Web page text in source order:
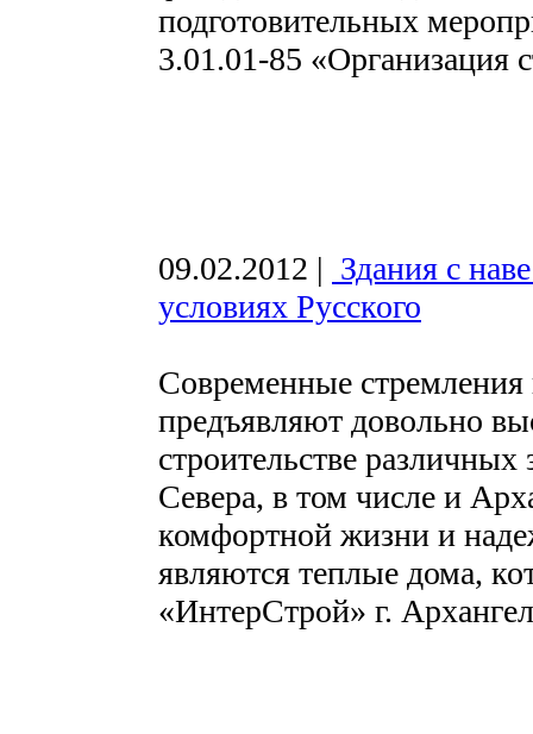
подготовительных
3.01.01-85 «Организация
09.02.2012 | Здания с
условиях Русского
Современные стремления
предъявляют довольно
строительстве
Севера, в том числе и
комфортной жизни и
являются теплые дома,
«ИнтерСтрой» г.